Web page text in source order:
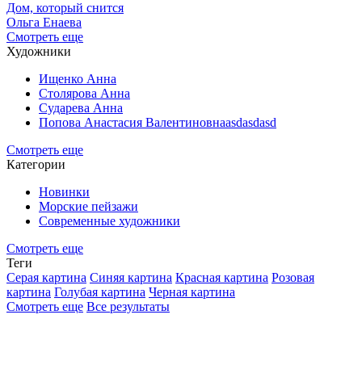
Дом, который снится
Ольга Енаева
Смотреть еще
Художники
Ищенко Анна
Столярова Анна
Сударева Анна
Попова Анастасия Валентиновнаasdasdasd
Смотреть еще
Категории
Новинки
Морские пейзажи
Современные художники
Смотреть еще
Теги
Серая картина Синяя картина Красная картина Розовая
картина Голубая картина Черная картина
Смотреть еще Все результаты